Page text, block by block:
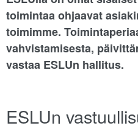
toimintaa ohjaavat
toimimme.
vahvistamisesta,
vastaa ESLUn hallitus.
ESLUn